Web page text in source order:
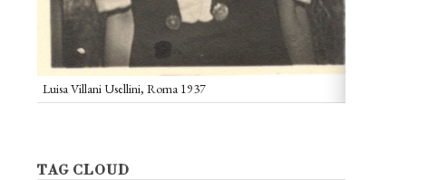
Luisa Villani Usellini, Roma 1937
TAG CLOUD